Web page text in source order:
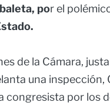
por el
de la Cámara,
una inspección,
congresista por los